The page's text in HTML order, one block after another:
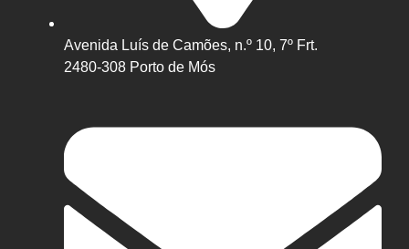
Avenida Luís de Camões, n.º 10, 7º Frt.
2480-308 Porto de Mós